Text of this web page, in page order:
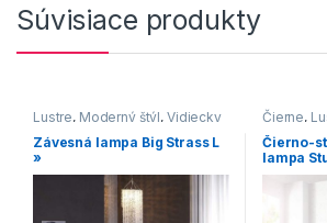
Súvisiace produkty
Lustre, Moderný štýl, Vidiecky
štýl
Závesná lampa Big Strass L
»
Čierne,
Čierno-
lampa